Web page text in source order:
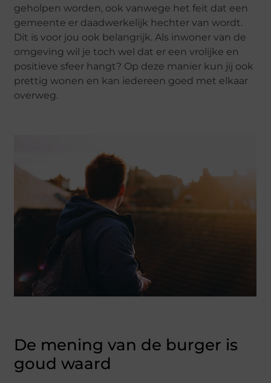
geholpen worden, ook vanwege het feit dat een
gemeente er daadwerkelijk hechter van wordt.
Dit is voor jou ook belangrijk. Als inwoner van de
omgeving wil je toch wel dat er een vrolijke en
positieve sfeer hangt? Op deze manier kun jij ook
prettig wonen en kan iedereen goed met elkaar
overweg.
De mening van de burger is
goud waard